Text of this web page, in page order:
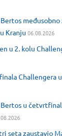
međusobno
Kranju 06.08.2026
u 2. kolu
Challengera
Bertos u
seta zaustavio